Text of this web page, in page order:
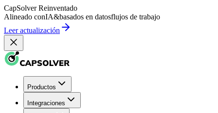
CapSolver Reinventado
Alineado conIA&basados en datosflujos de trabajo
Leer actualización
Productos
Integraciones